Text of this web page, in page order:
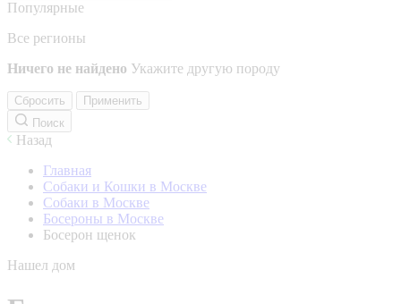
Популярные
Все регионы
Ничего не найдено Укажите другую породу
Сбросить
Применить
Поиск
Назад
Главная
Собаки и Кошки в Москве
Собаки в Москве
Босероны в Москве
Босерон щенок
Нашел дом